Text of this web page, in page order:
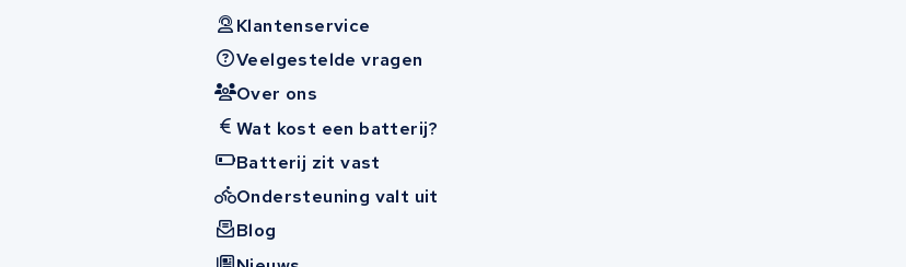
Klantenservice
Veelgestelde vragen
Over ons
Wat kost een batterij?
Batterij zit vast
Ondersteuning valt uit
Blog